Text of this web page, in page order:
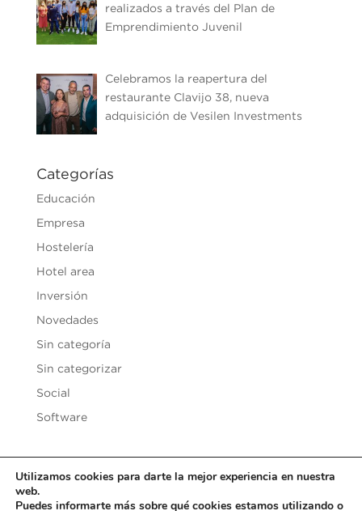
realizados a través del Plan de
Emprendimiento Juvenil
Celebramos la reapertura del
restaurante Clavijo 38, nueva
adquisición de Vesilen Investments
Categorías
Educación
Empresa
Hostelería
Hotel area
Inversión
Novedades
Sin categoría
Sin categorizar
Social
Software
Copyright © 2020Vesilen Investments | Todos los derechos
Utilizamos cookies para darte la mejor experiencia en nuestra
web.
Puedes informarte más sobre qué cookies estamos utilizando o